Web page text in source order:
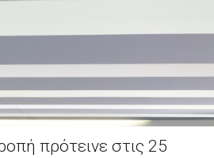
πρότεινε στις 25